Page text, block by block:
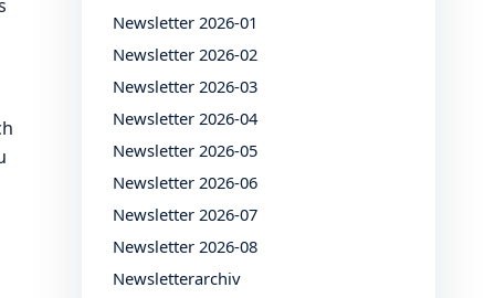
Newsletter 2026-01
Newsletter 2026-02
Newsletter 2026-03
Newsletter 2026-04
Newsletter 2026-05
Newsletter 2026-06
Newsletter 2026-07
Newsletter 2026-08
Newsletterarchiv